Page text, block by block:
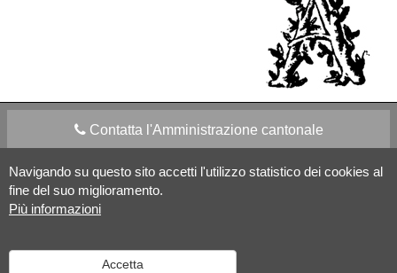
Navigando su questo sito accetti l'utilizzo statistico dei cookies al
fine del suo miglioramento.
Più informazioni
Accetta
Contatta l'Amministrazione cantonale
Apps Mobile Social media